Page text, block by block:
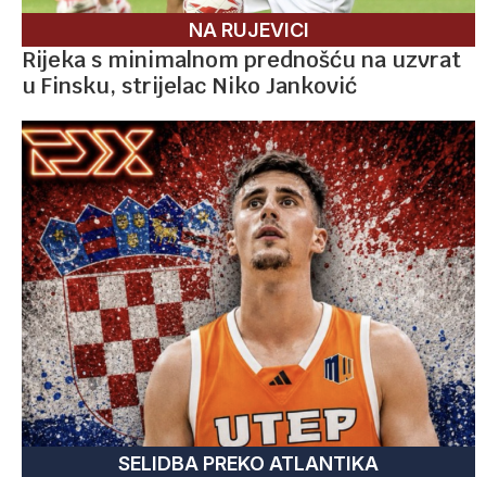
NA RUJEVICI
Rijeka s minimalnom prednošću na uzvrat
u Finsku, strijelac Niko Janković
SELIDBA PREKO ATLANTIKA